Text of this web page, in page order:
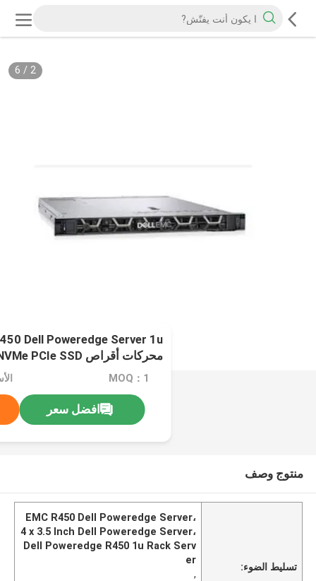
2
/
6
SATA / SSD
MOQ：1
افضل سعر
منتوج وصف
تسليط الضوء:
EMC R450 Dell Poweredge Server،
4 x 3.5 Inch Dell Poweredge Server،
Dell Poweredge R450 1u Rack Serv
er
,